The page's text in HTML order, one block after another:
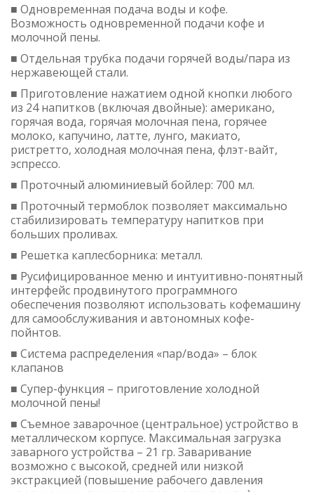
■ Одновременная подача воды и кофе.
Возможность одновременной подачи кофе и
молочной пены.
■ Отдельная трубка подачи горячей воды/пара из
нержавеющей стали.
■ Приготовление нажатием одной кнопки любого
из 24 напитков (включая двойные): американо,
горячая вода, горячая молочная пена, горячее
молоко, капучино, латте, лунго, макиато,
ристретто, холодная молочная пена, флэт-вайт,
эспрессо.
■ Проточный алюминиевый бойлер: 700 мл.
■ Проточный термоблок позволяет максимально
стабилизировать температуру напитков при
больших проливах.
■ Решетка каплесборника: металл.
■ Русифицированное меню и интуитивно-понятный
интерфейс продвинутого программного
обеспечения позволяют использовать кофемашину
для самообслуживания и автономных кофе-
пойнтов.
■ Система распределения «пар/вода» – блок
клапанов
■ Супер-функция – приготовление холодной
молочной пены!
■ Съемное заварочное (центральное) устройство в
металлическом корпусе. Максимальная загрузка
заварного устройства – 21 гр. Заваривание
возможно с высокой, средней или низкой
экстракцией (повышение рабочего давления